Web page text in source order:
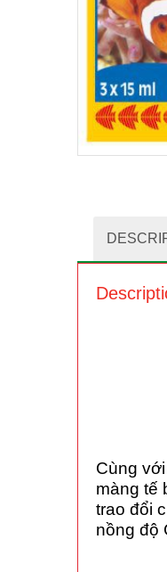
Cùng
màng tế
trao đổi
nồng độ